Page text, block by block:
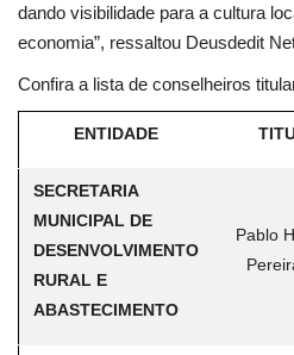
dando visibilidade para a cultura
economia”, ressaltou Deusdedit
Confira a lista de conselheiros
ENTIDADE
SECRETARIA
MUNICIPAL DE
DESENVOLVIMENTO
RURAL E
ABASTECIMENTO
Pablo